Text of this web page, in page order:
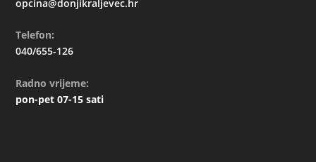
opcina@donjikraljevec.hr
Telefon:
040/655-126
Radno vrijeme:
pon-pet 07-15 sati